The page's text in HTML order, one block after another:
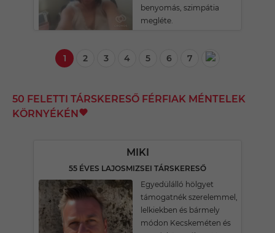
benyomás, szimpátia
megléte.
1 2 3 4 5 6 7
50 FELETTI TÁRSKERESŐ FÉRFIAK MÉNTELEK
KÖRNYÉKÉN
MIKI
55 ÉVES LAJOSMIZSEI TÁRSKERESŐ
Egyedülálló hölgyet
támogatnék szerelemmel,
lelkiekben és bármely
módon Kecskeméten és